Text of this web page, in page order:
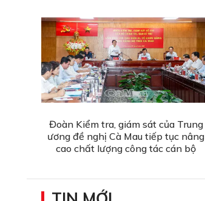
Đoàn Kiểm tra, giám sát của Trung
ương đề nghị Cà Mau tiếp tục nâng
cao chất lượng công tác cán bộ